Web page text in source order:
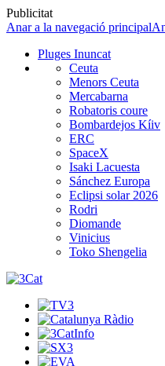
Publicitat
Anar a la navegació principal
Pluges Inuncat
Ceuta
Menors Ceuta
Mercabarna
Robatoris coure
Bombardejos Kíiv
ERC
SpaceX
Isaki Lacuesta
Sánchez Europa
Eclipsi solar 2026
Rodri
Diomande
Vinicius
Toko Shengelia